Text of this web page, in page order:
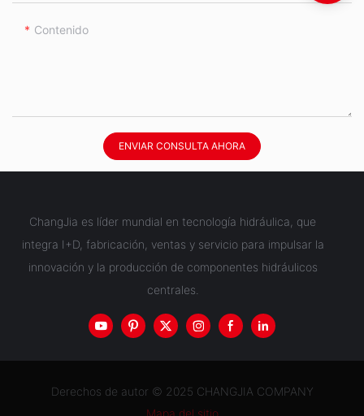
Contenido
ENVIAR CONSULTA AHORA
ChangJia es líder mundial en tecnología hidráulica, que
integra I+D, fabricación, ventas y servicio para impulsar la
innovación y la producción de componentes hidráulicos
centrales.
Derechos de autor © 2025 CHANGJIA COMPANY